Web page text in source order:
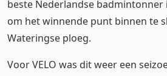
beste Nederlandse badmintonner
om het winnende punt binnen te
Wateringse ploeg.
Voor VELO was dit weer een